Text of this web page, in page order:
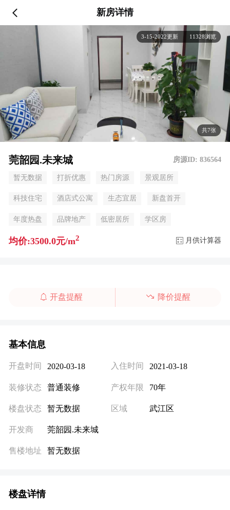
新房详情
3-15-2022更新 11328浏览
共7张
莞韶园.未来城 房源ID: 836564
暂无数据 打折优惠 热门房源 景观居所
科技住宅 酒店式公寓 生态宜居 新盘首开
年度热盘 品牌地产 低密居所 学区房
均价:3500.0元/m2 月供计算器
开盘提醒 降价提醒
基本信息
开盘时间 2020-03-18 入住时间 2021-03-18
装修状态 普通装修 产权年限 70年
楼盘状态 暂无数据 区域 武江区
开发商 莞韶园.未来城
售楼地址 暂无数据
楼盘详情